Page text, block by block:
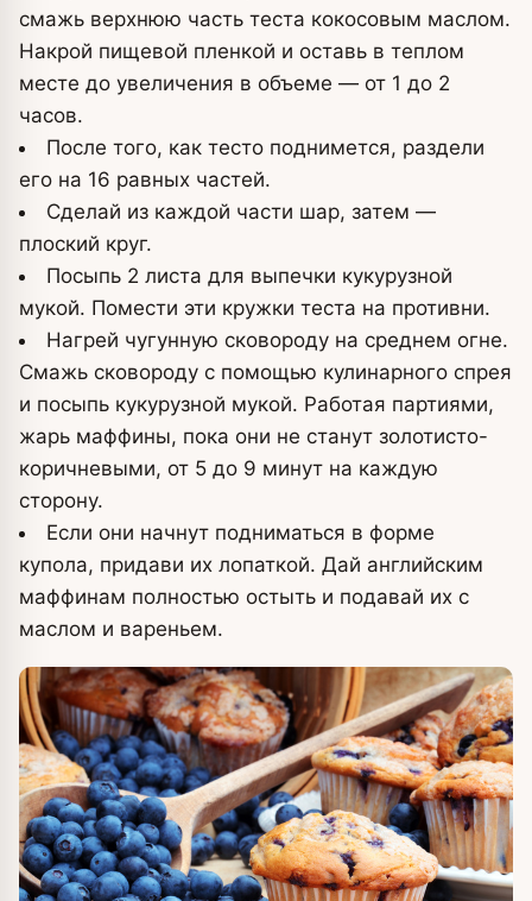
смажь верхнюю часть теста кокосовым маслом.
Накрой пищевой пленкой и оставь в теплом
месте до увеличения в объеме — от 1 до 2
часов.
После того, как тесто поднимется, раздели
его на 16 равных частей.
Сделай из каждой части шар, затем —
плоский круг.
Посыпь 2 листа для выпечки кукурузной
мукой. Помести эти кружки теста на противни.
Нагрей чугунную сковороду на среднем огне.
Смажь сковороду с помощью кулинарного спрея
и посыпь кукурузной мукой. Работая партиями,
жарь маффины, пока они не станут золотисто-
коричневыми, от 5 до 9 минут на каждую
сторону.
Если они начнут подниматься в форме
купола, придави их лопаткой. Дай английским
маффинам полностью остыть и подавай их с
маслом и вареньем.